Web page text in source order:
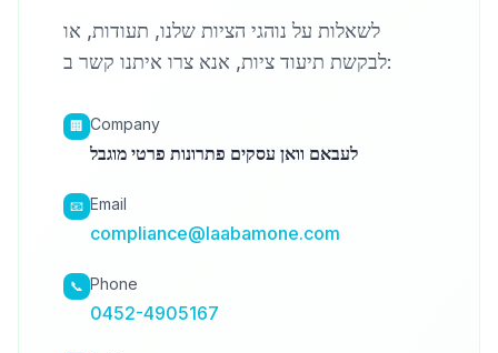
לשאלות על נוהגי הציות שלנו, תעודות, או
לבקשת תיעוד ציות, אנא צרו איתנו קשר ב:
🏢 Company
לעבאם וואן עסקים פתרונות פרטי מוגבל
📧 Email
compliance@laabamone.com
📞 Phone
0452-4905167